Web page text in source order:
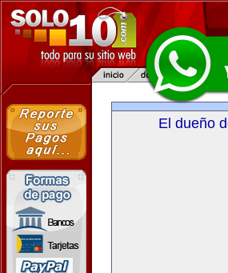
El dueño